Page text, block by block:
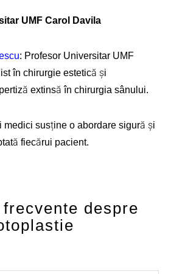
UMF Carol Davila
: Profesor Universitar UMF
în chirurgie estetică și
extinsă în chirurgia sânului.
medici susține o abordare sigură și
fiecărui pacient.
despre